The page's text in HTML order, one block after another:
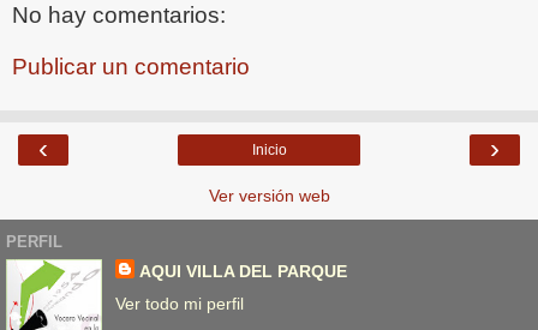
No hay comentarios:
Publicar un comentario
‹ ›
Inicio
Ver versión web
PERFIL
AQUI VILLA DEL PARQUE
Ver todo mi perfil